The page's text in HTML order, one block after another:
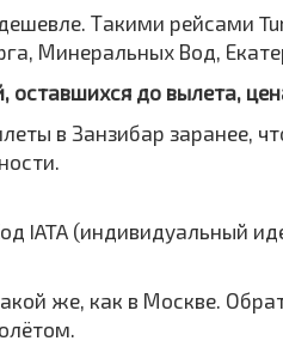
Такими рейсами
Минеральных Вод,
оставшихся до вылета,
в Занзибар заранее,
IATA (индивидуальный
же, как в Москве.